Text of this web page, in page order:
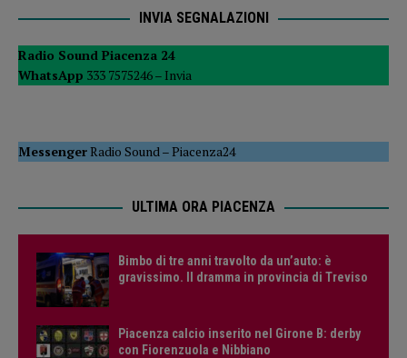
INVIA SEGNALAZIONI
Radio Sound Piacenza 24
WhatsApp 333 7575246 – Invia
MessengerRadio Sound –Piacenza24
ULTIMA ORA PIACENZA
Bimbo di tre anni travolto da un’auto: è
gravissimo. Il dramma in provincia di Treviso
Piacenza calcio inserito nel Girone B: derby
con Fiorenzuola e Nibbiano